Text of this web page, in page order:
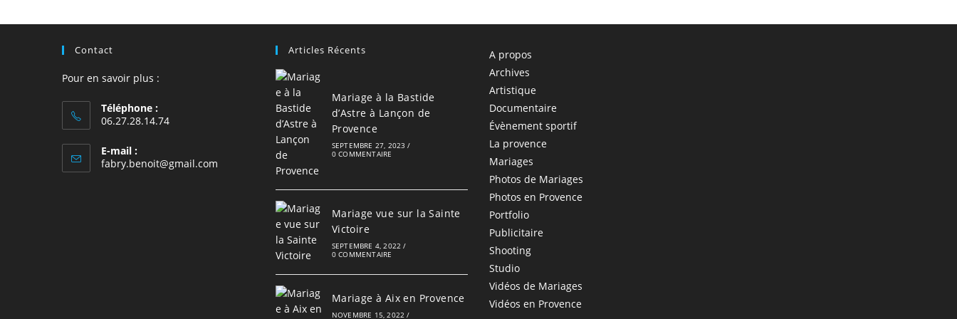
Contact
Pour en savoir plus :
Téléphone :
06.27.28.14.74
E-mail :
fabry.benoit@gmail.com
Articles Récents
Mariage à la Bastide
d’Astre à Lançon de
Provence
SEPTEMBRE 27, 2023 /
0 COMMENTAIRE
Mariage vue sur la Sainte
Victoire
SEPTEMBRE 4, 2022 /
0 COMMENTAIRE
Mariage à Aix en Provence
NOVEMBRE 15, 2022 /
A propos
Archives
Artistique
Documentaire
Évènement sportif
La provence
Mariages
Photos de Mariages
Photos en Provence
Portfolio
Publicitaire
Shooting
Studio
Vidéos de Mariages
Vidéos en Provence